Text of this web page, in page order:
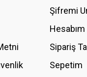
Şifremi
Hesabım
Sipariş
Sepetim